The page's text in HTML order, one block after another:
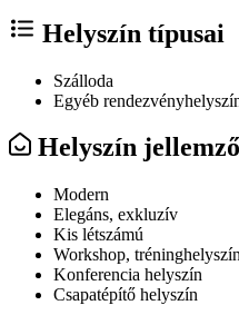
Helyszín típusai
Szálloda
Egyéb
Helyszín
Modern
Elegáns, exkluzív
Kis létszámú
Workshop, tréninghelyszín
Konferencia helyszín
Csapatépítő helyszín